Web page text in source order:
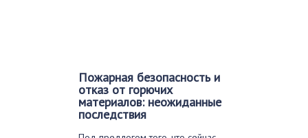
Пожарная безопасность и
отказ от горючих
материалов: неожиданные
последствия